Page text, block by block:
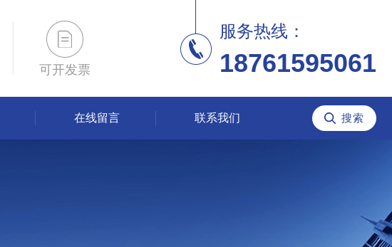
可开发票
服务热线：
18761595061
在线留言 联系我们